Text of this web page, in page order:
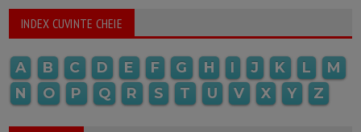
INDEX CUVINTE CHEIE
A B C D E F G H I J K L
M
N
O P Q R S T U V X Y Z